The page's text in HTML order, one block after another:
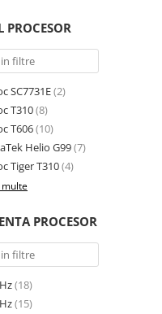
PROCESOR
SC7731E(2)
T310(8)
T606(10)
Helio G99(7)
Tiger T310(4)
multe
PROCESOR
(18)
(15)